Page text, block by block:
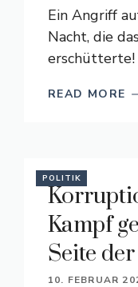
Ein Angriff
Nacht, die
erschütterte!
READ MORE
POLITIK
Kampf
Seite
10. FEBRUAR